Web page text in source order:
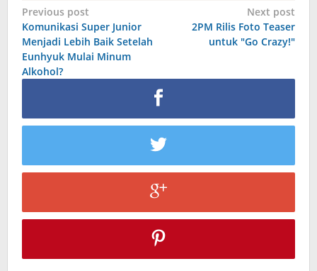
Post
navigation
Previous post
Komunikasi Super Junior
Menjadi Lebih Baik Setelah
Eunhyuk Mulai Minum
Alkohol?
Next post
2PM Rilis Foto Teaser
untuk "Go Crazy!"